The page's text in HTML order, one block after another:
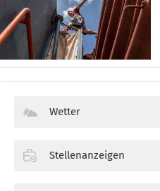
Wetter
Stellenanzeigen